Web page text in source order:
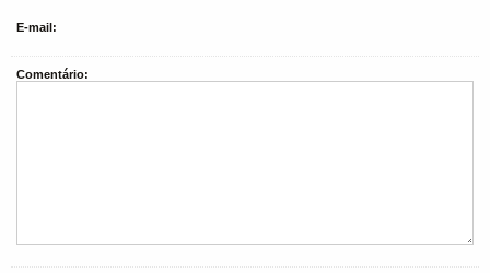
E-mail:
Comentário: